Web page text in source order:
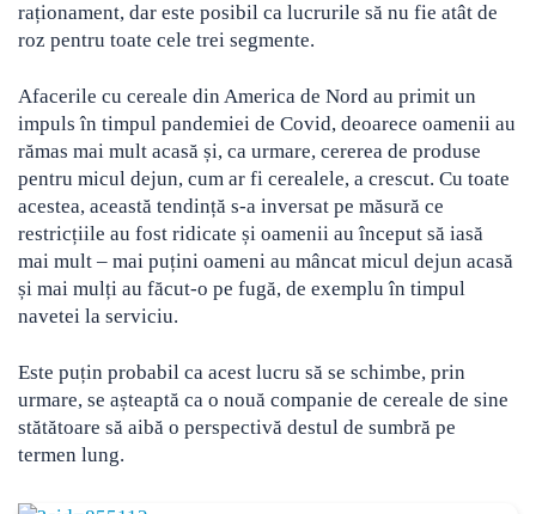
raționament, dar este posibil ca lucrurile să nu fie atât de
roz pentru toate cele trei segmente.
Afacerile cu cereale din America de Nord au primit un
impuls în timpul pandemiei de Covid, deoarece oamenii au
rămas mai mult acasă și, ca urmare, cererea de produse
pentru micul dejun, cum ar fi cerealele, a crescut. Cu toate
acestea, această tendință s-a inversat pe măsură ce
restricțiile au fost ridicate și oamenii au început să iasă
mai mult – mai puțini oameni au mâncat micul dejun acasă
și mai mulți au făcut-o pe fugă, de exemplu în timpul
navetei la serviciu.
Este puțin probabil ca acest lucru să se schimbe, prin
urmare, se așteaptă ca o nouă companie de cereale de sine
stătătoare să aibă o perspectivă destul de sumbră pe
termen lung.